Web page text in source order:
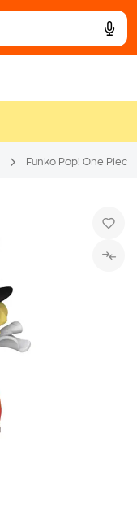
Funko Pop! One Piece